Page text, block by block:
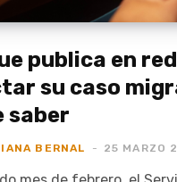
publica en
su caso
saber
BERNAL 25 MARZO